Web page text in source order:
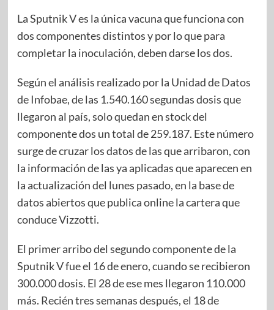
La Sputnik V es la única vacuna que funciona con
dos componentes distintos y por lo que para
completar la inoculación, deben darse los dos.
Según el análisis realizado por la Unidad de Datos
de Infobae, de las 1.540.160 segundas dosis que
llegaron al país, solo quedan en stock del
componente dos un total de 259.187. Este número
surge de cruzar los datos de las que arribaron, con
la información de las ya aplicadas que aparecen en
la actualización del lunes pasado, en la base de
datos abiertos que publica online la cartera que
conduce Vizzotti.
El primer arribo del segundo componente de la
Sputnik V fue el 16 de enero, cuando se recibieron
300.000 dosis. El 28 de ese mes llegaron 110.000
más. Recién tres semanas después, el 18 de